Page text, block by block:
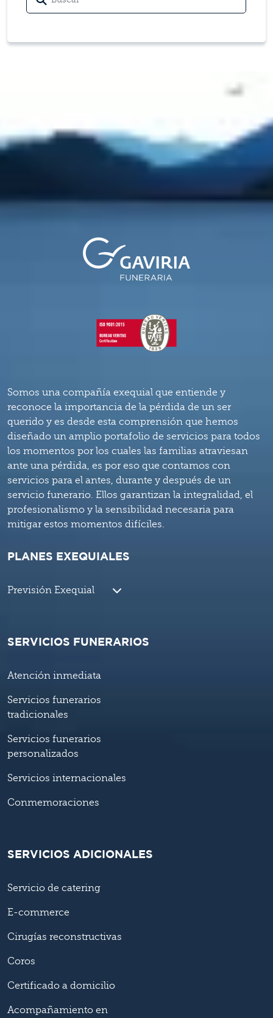
Somos una compañía exequial que entiende y
reconoce la importancia de la pérdida de un ser
querido y es desde esta comprensión que hemos
diseñado un amplio portafolio de servicios para todos
los momentos por los cuales las familias atraviesan
ante una pérdida, es por eso que contamos con
servicios para el antes, durante y después de un
servicio funerario. Ellos garantizan la integralidad, el
profesionalismo y la sensibilidad necesaria para
mitigar estos momentos difíciles.
PLANES EXEQUIALES
Previsión Exequial
SERVICIOS FUNERARIOS
Atención inmediata
Servicios funerarios
tradicionales
Servicios funerarios
personalizados
Servicios internacionales
Conmemoraciones
SERVICIOS ADICIONALES
Servicio de catering
E-commerce
Cirugías reconstructivas
Coros
Certificado a domicilio
Acompañamiento en